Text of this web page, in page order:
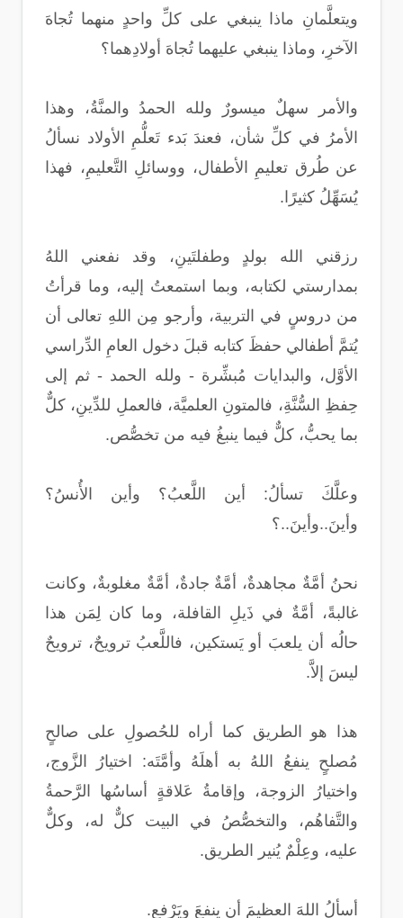
ويتعلَّمانِ ماذا ينبغي على كلِّ واحدٍ منهما تُجاهَ
الآخرِ، وماذا ينبغي عليهما تُجاهَ أولادِهما؟
والأمر سهلٌ ميسورٌ ولله الحمدُ والمنَّةُ، وهذا
الأمرُ في كلِّ شأن، فعندَ بَدء تَعلُّمِ الأولاد نسألُ
عن طُرق تعليمِ الأطفال، ووسائلِ التَّعليمِ، فهذا
يُسَهِّلُ كثيرًا.
رزقني الله بولدٍ وطفلتَينِ، وقد نفعني اللهُ
بمدارستي لكتابه، وبما استمعتُ إليه، وما قرأتُ
من دروسٍ في التربية، وأرجو مِن اللهِ تعالى أن
يُتمَّ أطفالي حفظَ كتابه قبلَ دخول العامِ الدِّراسي
الأوَّل، والبدايات مُبشِّرة - ولله الحمد - ثم إلى
حِفظِ السُّنَّةِ، فالمتونِ العلميَّة، فالعملِ للدِّينِ، كلٌّ
بما يحبُّ، كلٌّ فيما ينبغُ فيه من تخصُّص.
وعلَّكَ تسألُ: أين اللَّعبُ؟ وأين الأُنسُ؟
وأينَ..وأينَ..؟
نحنُ أمَّةٌ مجاهدةٌ، أمَّةٌ جادةٌ، أمَّةٌ مغلوبةٌ، وكانت
غالبةً، أمَّةٌ في ذَيلِ القافلة، وما كان لِمَن هذا
حالُه أن يلعبَ أو يَستكين، فاللَّعبُ ترويحٌ، ترويحٌ
ليسَ إلاَّ.
هذا هو الطريق كما أراه للحُصولِ على صالحٍ
مُصلحٍ ينفعُ اللهُ به أهلَهُ وأمَّتَه: اختيارُ الزَّوج،
واختيارُ الزوجة، وإقامةُ عَلاقةٍ أساسُها الرَّحمةُ
والتَّفاهُم، والتخصُّصُ في البيت كلٌّ له، وكلٌّ
عليه، وعِلْمٌ يُنير الطريق.
أسألُ اللهَ العظيمَ أن ينفعَ ويَرْفع.